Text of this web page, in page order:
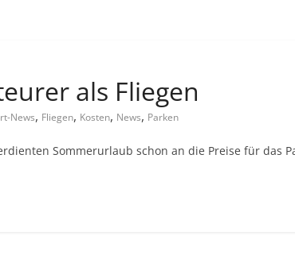
als Fliegen
News, Fliegen, Kosten, News, Parken
Sommerurlaub schon an die Preise für das